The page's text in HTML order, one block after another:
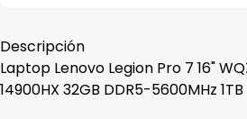
Descripción
Laptop Lenovo Legion Pro 7 16"
14900HX 32GB DDR5-5600MHz 1TB